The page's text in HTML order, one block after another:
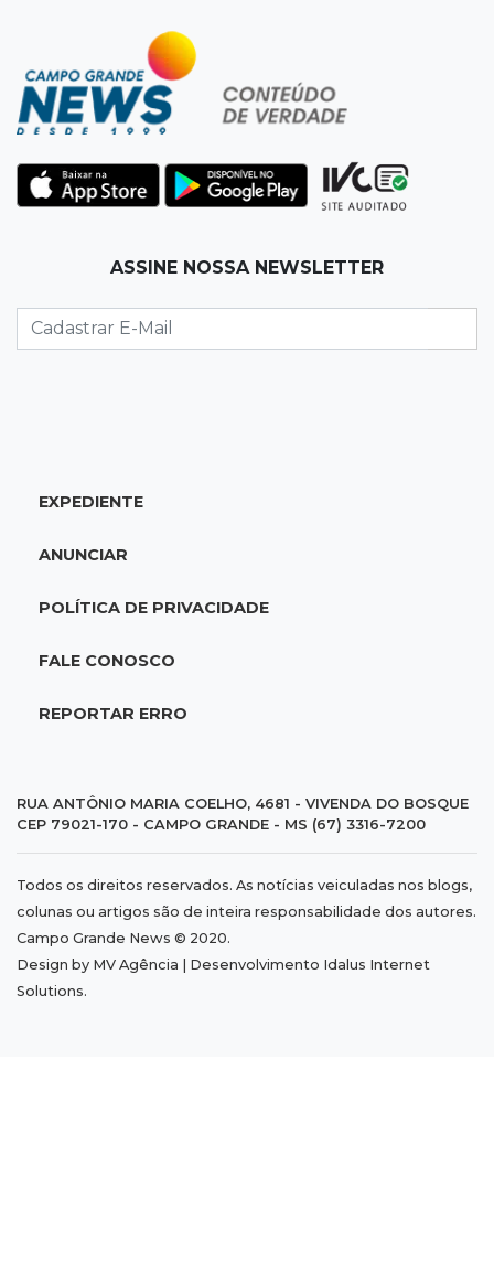
Banco Central reduz juros para 14% ao ano em
4º corte consecutivo
Dólar comercial fecha cotado a R$ 5,12 com
atenção ao cenário externo
Ideb
Estado, mas aprendizagem recua
18:02Ideb
Grande, Dourados e Corumbá
17:51 Arsenal Oculto
Preso em operação da PF no ano passado
da Gruta do Lago Azul
17:42Fronteira
PRF encontra 420 kg de cocaína em fundo
falso e prende pai e filho
17:31 Ensinar Juntos
ASSINE NOSSA NEWSLETTER
EXPEDIENTE
ANUNCIAR
POLÍTICA DE PRIVACIDADE
FALE CONOSCO
REPORTAR ERRO
RUA ANTÔNIO MARIA COELHO, 4681 - VIVENDA DO BOSQUE
CEP 79021-170 - CAMPO GRANDE - MS (67) 3316-7200
Todos os direitos reservados. As notícias veiculadas nos blogs,
colunas ou artigos são de inteira responsabilidade dos autores.
Campo Grande News © 2020.
Design by MV Agência | Desenvolvimento Idalus Internet
Solutions.